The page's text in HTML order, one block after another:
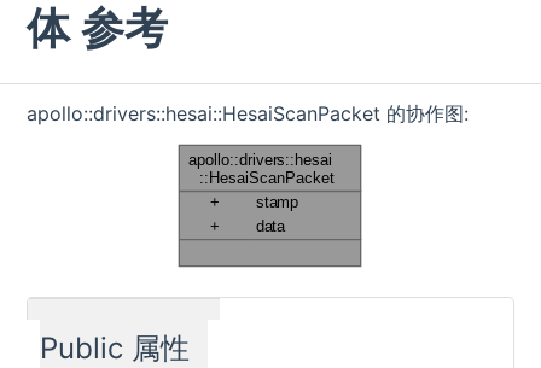
体 参考
apollo::drivers::hesai::HesaiScanPacket 的协作图:
Public 属性